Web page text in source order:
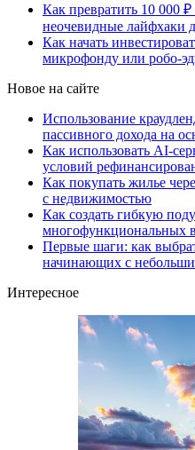
Как превратить 10 000
неочевидные лайфхаки
Как начать
микрофонду или робо-
Новое на сайте
Использование
пассивного дохода на
Как использовать AI-
условий
Как покупать жилье
с недвижимостью
Как создать гибкую
многофункциональных
Первые шаги: как
начинающих с
Интересное